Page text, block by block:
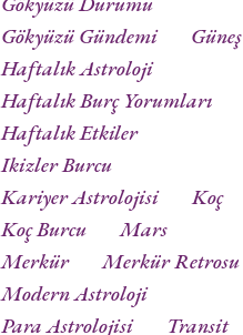
Gökyüzü Gündemi
Güneş
Haftalık Astroloji
Haftalık Burç Yorumları
Haftalık Etkiler
Ikizler Burcu
Kariyer Astrolojisi
Koç
Koç Burcu
Mars
Merkür
Merkür Retrosu
Modern Astroloji
Para Astrolojisi
Transit